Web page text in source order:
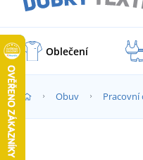
Oblečení
Obuv Pracovní